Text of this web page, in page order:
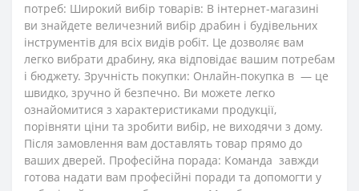
потреб: Широкий вибір товарів: В інтернет-магазині
ви знайдете величезний вибір драбин і будівельних
інструментів для всіх видів робіт. Це дозволяє вам
легко вибрати драбину, яка відповідає вашим потребам
і бюджету. Зручність покупки: Онлайн-покупка в — це
швидко, зручно й безпечно. Ви можете легко
ознайомитися з характеристиками продукції,
порівняти ціни та зробити вибір, не виходячи з дому.
Після замовлення вам доставлять товар прямо до
ваших дверей. Професійна порада: Команда завжди
готова надати вам професійні поради та допомогти у